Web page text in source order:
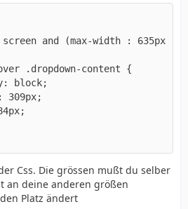
Css. Die grössen mußt du selber
an deine anderen größen
Platz ändert